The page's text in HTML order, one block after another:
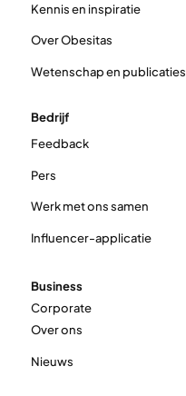
Kennis en inspiratie
Over Obesitas
Wetenschap en publicaties
Bedrijf
Feedback
Pers
Werk met ons samen
Influencer-applicatie
Business
Corporate
Over ons
Nieuws